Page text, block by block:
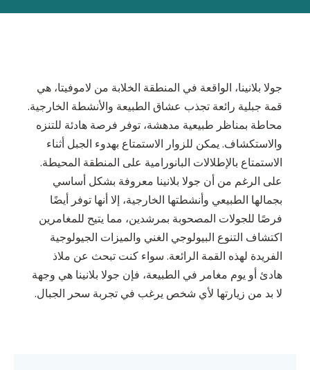
جولا بلانينا، الواقعة في المنطقة الخلابة من لاموفيتا، هي
قمة جبلية رائعة تجذب عشاق الطبيعة والأنشطة الخارجية.
محاطة بمناظر طبيعية مدهشة، توفر فرصة هادئة للتنزه
والاستكشاف. يمكن للزوار الاستمتاع بهدوء الجبل أثناء
الاستمتاع بالإطلالات البانورامية على المنطقة المحيطة.
على الرغم من أن جولا بلانينا معروفة بشكل أساسي
بجمالها الطبيعي وأنشطتها الخارجية، إلا أنها توفر أيضًا
فرصًا للجولات المصحوبة بمرشدين، مما يتيح للمغامرين
اكتشاف التنوع البيولوجي الغني والميزات الجيولوجية
الفريدة لهذه القمة الرائعة. سواء كنت تبحث عن ملاذ
هادئ أو يوم مغامر في الطبيعة، فإن جولا بلانينا هي وجهة
لا بد من زيارتها لأي شخص يرغب في تجربة سحر الجبال.